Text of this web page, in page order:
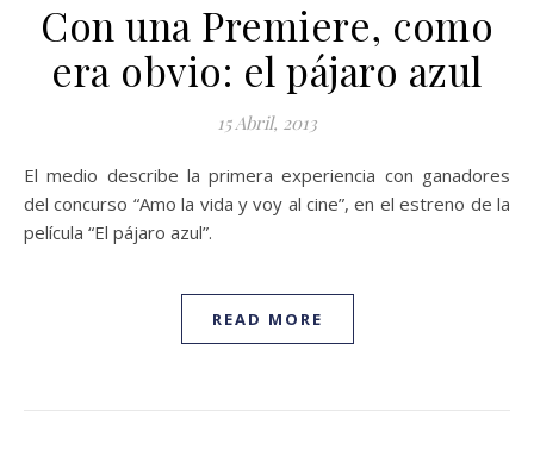
Con una Premiere, como
era obvio: el pájaro azul
15 Abril, 2013
El medio describe la primera experiencia con ganadores
del concurso “Amo la vida y voy al cine”, en el estreno de la
película “El pájaro azul”.
READ MORE